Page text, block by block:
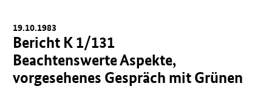
19.10.1983
Bericht K 1/131
Beachtenswerte Aspekte,
vorgesehenes Gespräch mit Grünen